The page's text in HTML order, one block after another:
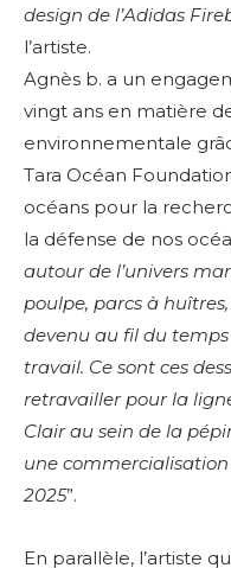
design de l’Adidas
l’artiste.
Agnès b. a un
vingt ans en matière
environnementale
Tara Océan
océans pour la
la défense de nos
autour de l’univers
poulpe, parcs à
devenu au fil du
travail. Ce sont ces
retravailler pour la
Clair au sein de la
une
2025”.
En parallèle, l’artiste